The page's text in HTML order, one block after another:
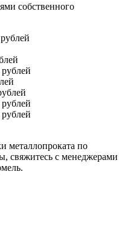
собственного
металлопроката по
свяжитесь с менеджерами